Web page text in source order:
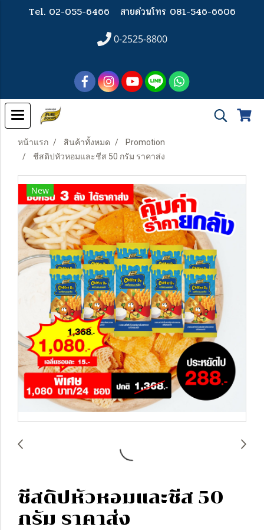
Tel. 02-055-6466 สายด่วนโทร 081-546-6606
0-2525-8800
หน้าแรก สินค้าทั้งหมด
Promotion
ชีสดิปหัวหอมและชีส 50 กรัม ราคาส่ง
New
ชีสดิปหัวหอมและชีส 50
กรัม ราคาส่ง